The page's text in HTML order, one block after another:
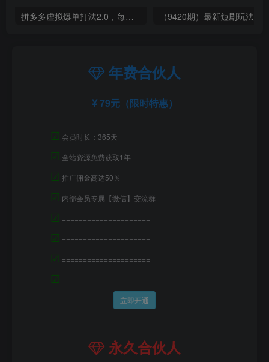
拼多多虚拟爆单打法2.0，每天10分钟，月产5000+，从0到1赚收益教程
年费合伙人
79元（限时特惠）
☑ 会员时长：365天
☑ 全站资源免费获取1年
☑ 推广佣金高达50％
☑ 内部会员专属【微信】交流群
☑ =====================
☑ =====================
☑ =====================
☑ =====================
立即开通
永久合伙人